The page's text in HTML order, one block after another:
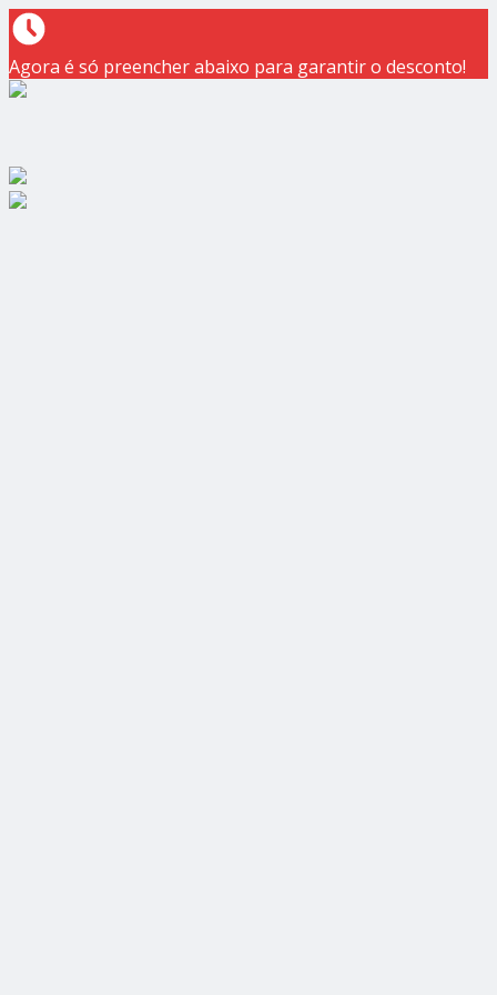
Agora é só preencher abaixo para garantir o desconto!